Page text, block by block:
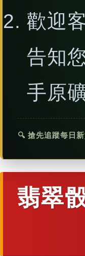
歡迎
告知
手原
🔍 搶先追蹤每日新
翡翠